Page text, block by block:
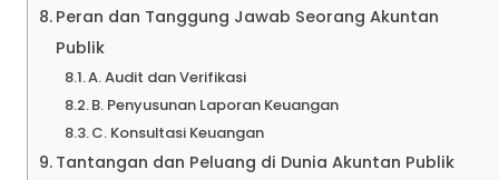
Peran dan Tanggung Jawab Seorang Akuntan
Publik
A. Audit dan Verifikasi
B. Penyusunan Laporan Keuangan
C. Konsultasi Keuangan
Tantangan dan Peluang di Dunia Akuntan Publik